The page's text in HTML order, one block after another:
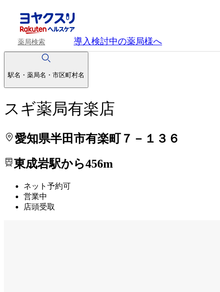
薬局検索 導入検討中の薬局様へ
駅名・薬局名・市区町村名
スギ薬局有楽店
愛知県半田市有楽町７－１３６
東成岩駅から456m
ネット予約可
営業中
店頭受取
処方せんを送って待ち時間を短く！
処方せんを送って待ち時間を短く！